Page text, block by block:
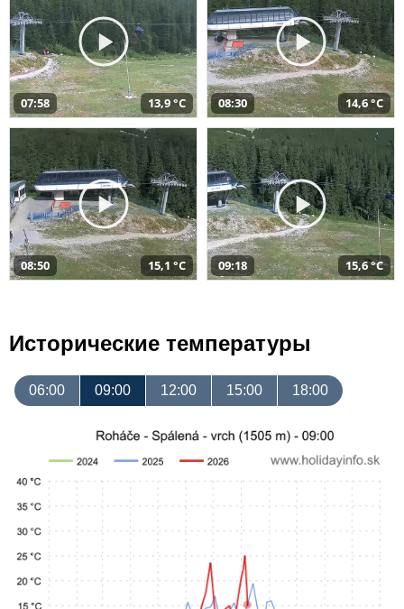
07:58 13,9 °C 08:30 14,6 °C
08:50 15,1 °C 09:18 15,6 °C
Исторические температуры
06:00 09:00 12:00 15:00 18:00